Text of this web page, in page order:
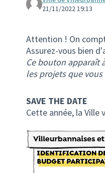
21/11/2022 19:13
Attention ! On
Assurez-vous bien
Ce bouton apparaît
les projets que
SAVE THE DATE
Cette année, la Ville